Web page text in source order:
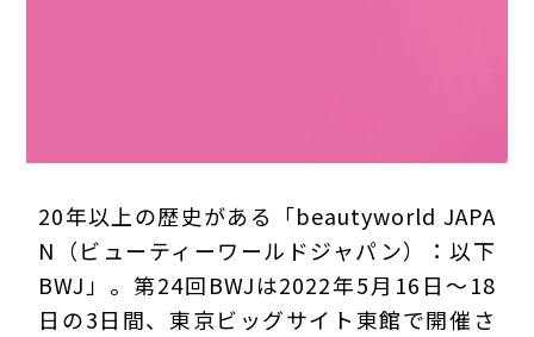
20年以上の歴史がある「beautyworld JAPA
N（ビューティーワールドジャパン）：以下
BWJ」。第24回BWJは2022年5月16日～18
日の3日間、東京ビッグサイト東館で開催さ